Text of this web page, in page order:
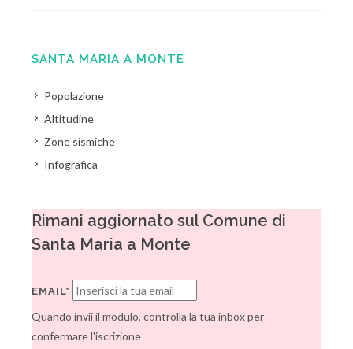
SANTA MARIA A MONTE
Popolazione
Altitudine
Zone sismiche
Infografica
Rimani aggiornato sul Comune di
Santa Maria a Monte
EMAIL*
Quando invii il modulo, controlla la tua inbox per
confermare l'iscrizione